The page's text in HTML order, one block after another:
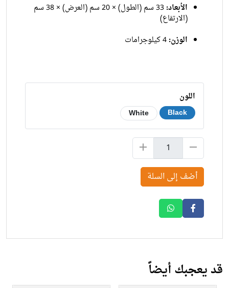
الأبعاد:
33 سم (الطول) × 20 سم (العرض) × 38 سم
(الارتفاع)
الوزن:4 كيلوجرامات
اللون
Black
White
أضف إلى السلة
قد يعجبك أيضاً